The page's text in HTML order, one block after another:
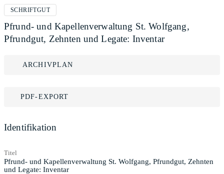
SCHRIFTGUT
Pfrund- und Kapellenverwaltung St. Wolfgang,
Pfrundgut, Zehnten und Legate: Inventar
ARCHIVPLAN
PDF-EXPORT
Identifikation
Titel
Pfrund- und Kapellenverwaltung St. Wolfgang, Pfrundgut, Zehnten
und Legate: Inventar